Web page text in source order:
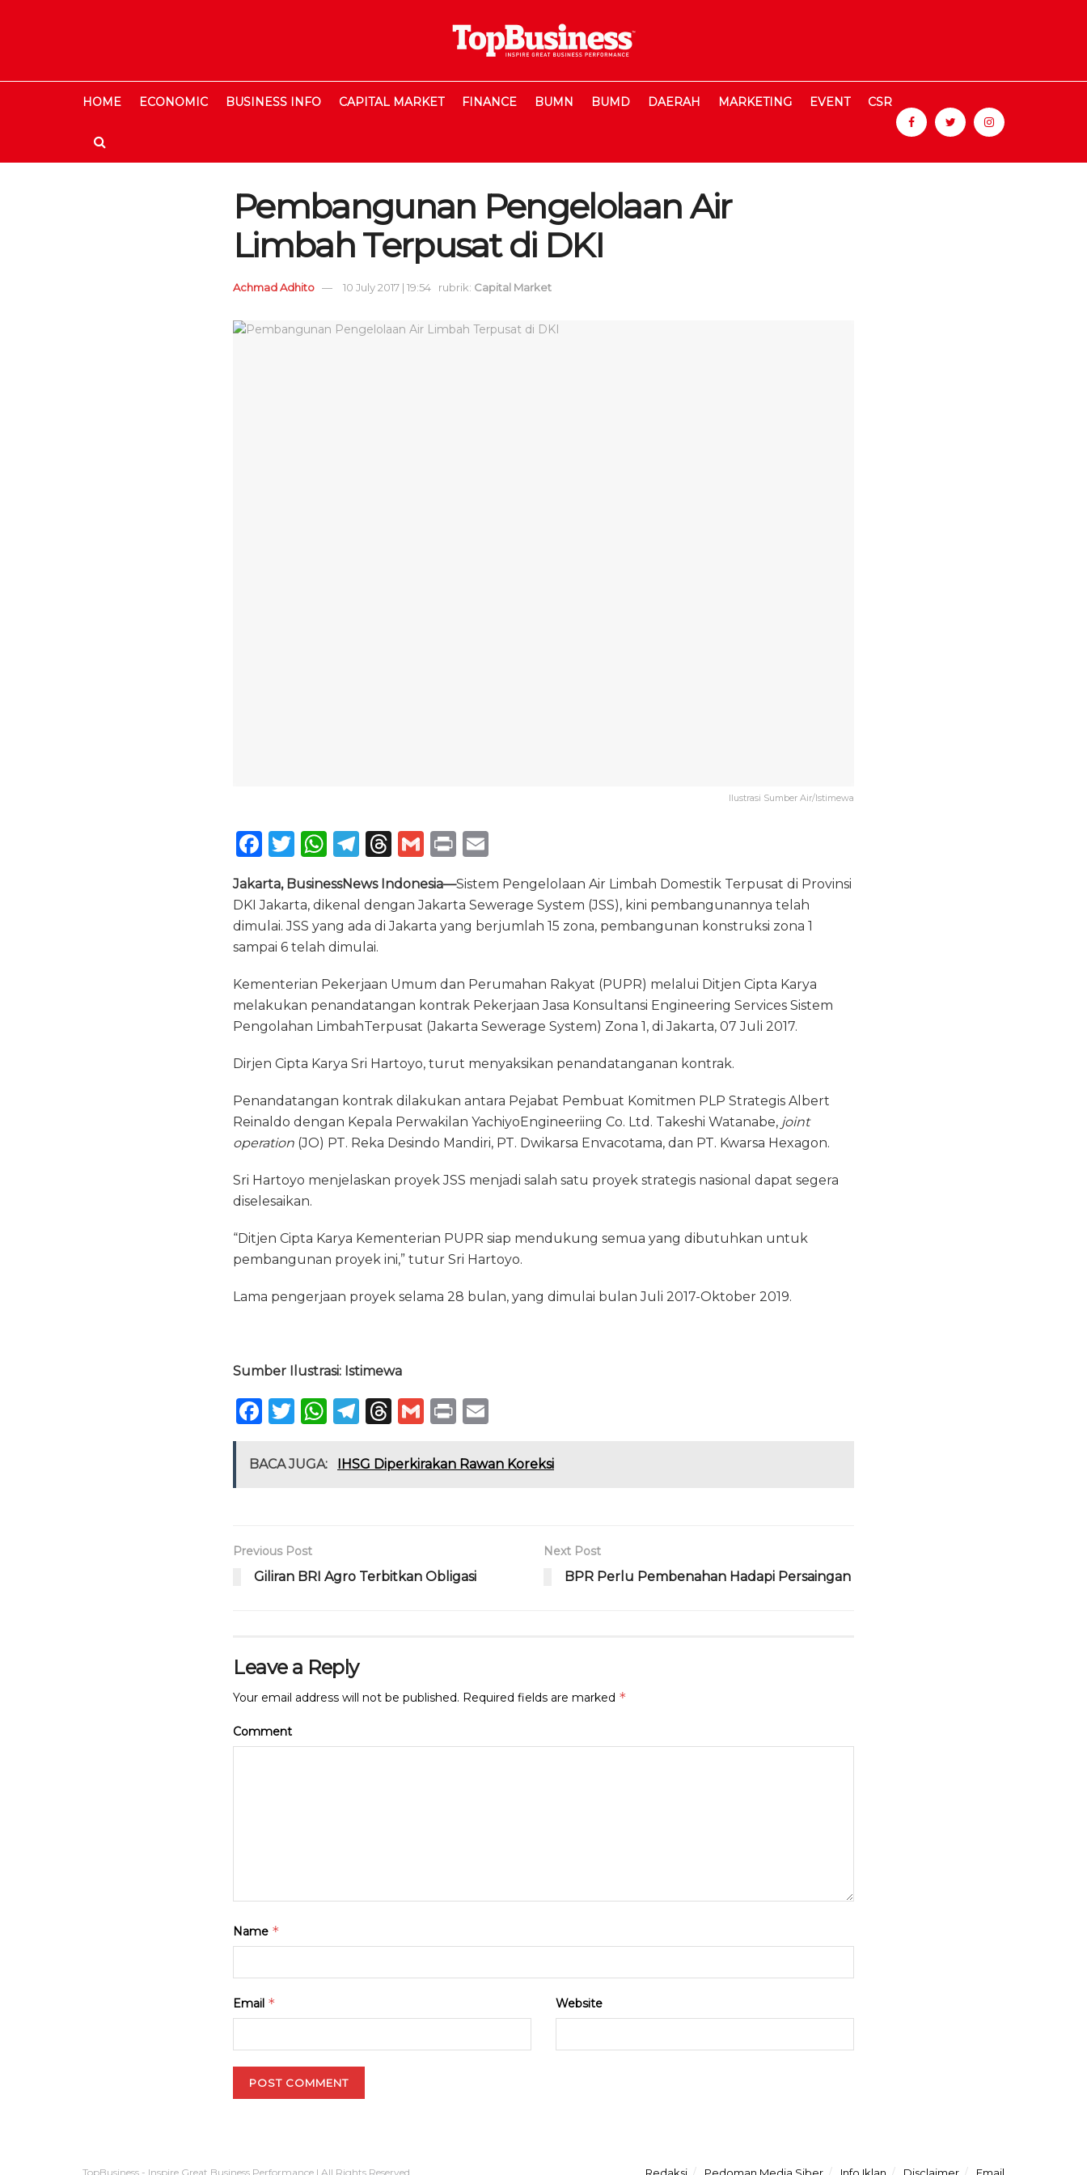
HOME ECONOMIC BUSINESS INFO CAPITAL MARKET FINANCE BUMN BUMD DAERAH MARKETING EVENT CSR
Pembangunan Pengelolaan Air
Limbah Terpusat di DKI
Achmad Adhito 10 July 2017 | 19:54 rubrik: Capital Market
Ilustrasi Sumber Air/Istimewa
F
c
e
b
o
k
T
w
it
te
r
W
a
ts
A
p
p
T
e
g
ra
m
T
h
re
a
s
G
m
ai
l
P
n
t
ai
l
Jakarta, BusinessNews Indonesia—Sistem Pengelolaan Air Limbah Domestik Terpusat di Provinsi
DKI Jakarta, dikenal dengan Jakarta Sewerage System (JSS), kini pembangunannya telah
dimulai. JSS yang ada di Jakarta yang berjumlah 15 zona, pembangunan konstruksi zona 1
sampai 6 telah dimulai.
Kementerian Pekerjaan Umum dan Perumahan Rakyat (PUPR) melalui Ditjen Cipta Karya
melakukan penandatangan kontrak Pekerjaan Jasa Konsultansi Engineering Services Sistem
Pengolahan LimbahTerpusat (Jakarta Sewerage System) Zona 1, di Jakarta, 07 Juli 2017.
Dirjen Cipta Karya Sri Hartoyo, turut menyaksikan penandatanganan kontrak.
Penandatangan kontrak dilakukan antara Pejabat Pembuat Komitmen PLP Strategis Albert
Reinaldo dengan Kepala Perwakilan YachiyoEngineeriing Co. Ltd. Takeshi Watanabe, joint
operation (JO) PT. Reka Desindo Mandiri, PT. Dwikarsa Envacotama, dan PT. Kwarsa Hexagon.
Sri Hartoyo menjelaskan proyek JSS menjadi salah satu proyek strategis nasional dapat segera
diselesaikan.
“Ditjen Cipta Karya Kementerian PUPR siap mendukung semua yang dibutuhkan untuk
pembangunan proyek ini,” tutur Sri Hartoyo.
Lama pengerjaan proyek selama 28 bulan, yang dimulai bulan Juli 2017-Oktober 2019.
Sumber Ilustrasi: Istimewa
F
c
o
o
k
T
it
W
a
p
T
e
T
re
G
ai
P
n ai
BACA JUGA: IHSG Diperkirakan Rawan Koreksi
Previous Post
Giliran BRI Agro Terbitkan Obligasi
Next Post
BPR Perlu Pembenahan Hadapi Persaingan
Leave a Reply
Your email address will not be published. Required fields are marked *
Comment
Name *
Email * Website
Redaksi Pedoman Media Siber Info Iklan Disclaimer Email
TopBusiness - Inspire Great Business Performance | All Rights Reserved